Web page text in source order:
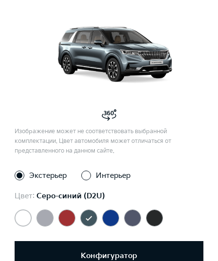
Изображение может не соответствовать выбранной
комплектации. Цвет автомобиля может отличаться от
представленного на данном сайте.
Экстерьер Интерьер
Цвет: Серо-синий (D2U)
Конфигуратор